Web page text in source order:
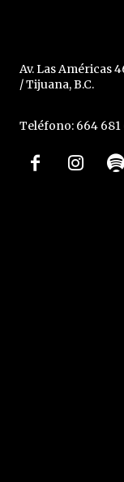
Av. Las Américas
/ Tijuana, B.C.
Teléfono: 664 681